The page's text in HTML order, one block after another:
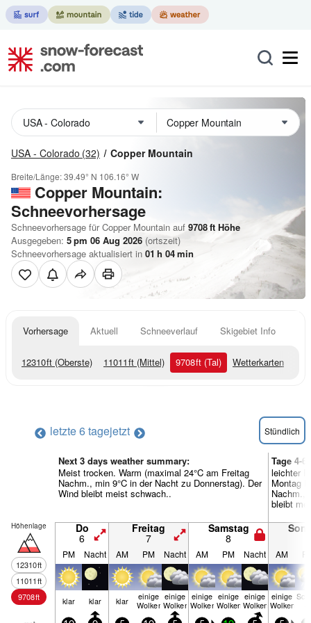
USA - Colorado (32) Copper Mountain
Breite/Länge:39.49° N 106.16° W
Copper Mountain:
Schneevorhersage
Schneevorhersage für Copper Mountain auf 9708ft Höhe
Ausgegeben: 5 pm 06 Aug 2026 (ortszeit)
Schneevorhersage aktualisiert in 01 h 04min
Vorhersage Aktuell Schneeverlauf Skigebiet Info
12310ft (Oberste) 11011ft (Mittel) 9708ft (Tal) Wetterkarten
letzte 6 tagejetzt Stündlich
Next 3 days weather summary:
Meist trocken. Warm (maximal 24°C am Freitag
Nachm., min 9°C in der Nacht zu Donnerstag). Der
Wind bleibt meist schwach..
Tage 4-
leichter
Montag
Nachm.,
bleibt
Höhenlage
12310ft
11011ft
9708ft
Do
6
Freitag
7
Samstag
8
PM Nacht AM PM Nacht AM PM Nacht AM
klar klar klar einige
Wolken
einige
Wolken
einige
Wolken
einige
Wolken
einige
Wolken
einige
Wolken